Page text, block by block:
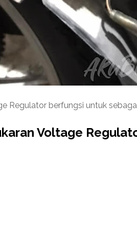
Regulator berfungsi untuk
Voltage